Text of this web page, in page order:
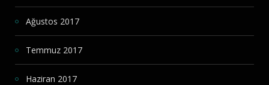
Ağustos 2017
Temmuz 2017
Haziran 2017